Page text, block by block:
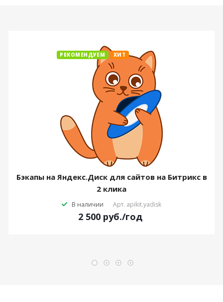
РЕКОМЕНДУЕМ ХИТ
Бэкапы на Яндекс.Диск для сайтов на Битрикс в
2 клика
В наличии Арт. apikit.yadisk
2 500 руб./год